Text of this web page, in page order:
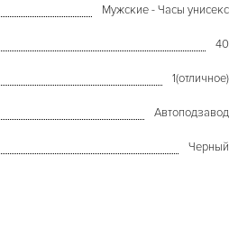
Мужские - Часы унисекс
40
1(отличное)
Автоподзавод
Черный